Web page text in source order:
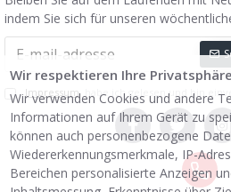
indem Sie sich für unseren
Impressum habe ich gelesen und bin
Wir respektieren Ihre Privatsphäre
Wir verwenden Cookies und andere
Informationen auf Ihrem Gerät zu
können auch personenbezogene
Wiedererkennungsmerkmale, IP-
Bereichen personalisierte Anzeigen